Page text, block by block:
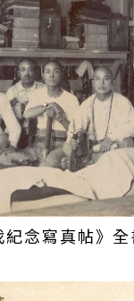
臺灣的「兵備」
團」；和日本本
目的而成立的部
後，日本大抵確
無立即的外患威
制度，將其原本
兩個臺灣守備隊，
隊」，及臺南的「
「理蕃」政策的
紀念寫真帖》